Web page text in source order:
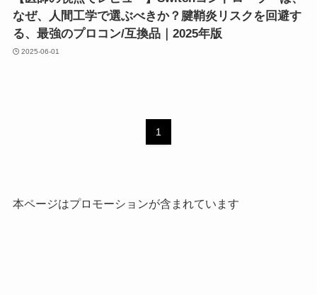
なぜ、人間工学で選ぶべきか？腱鞘炎リスクを回避す
る、最強のプロコン/互換品｜2025年版
2025-06-01
1
本ページはプロモーションが含まれています